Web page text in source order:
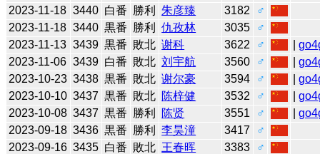
2023-11-18 3440 白番 勝利 朱彦臻 3182
♂
2023-11-18 3440 黒番 勝利 仇孜林 3035
♂
2023-11-13 3439 黒番 敗北 谢科 3622 ♂ |
2023-11-06 3439 白番 敗北 刘宇航 3560 ♂ |
2023-10-23 3438 黒番 敗北 谢尔豪 3594 ♂ |
2023-10-10 3437 黒番 敗北 陈梓健 3532 ♂ |
2023-10-08 3437 黒番 勝利 陈贤 3551 ♂ |
2023-09-18 3436 黒番 勝利 李昊潼 3417
♂
2023-09-16 3435 白番 敗北 王春晖 3383
♂